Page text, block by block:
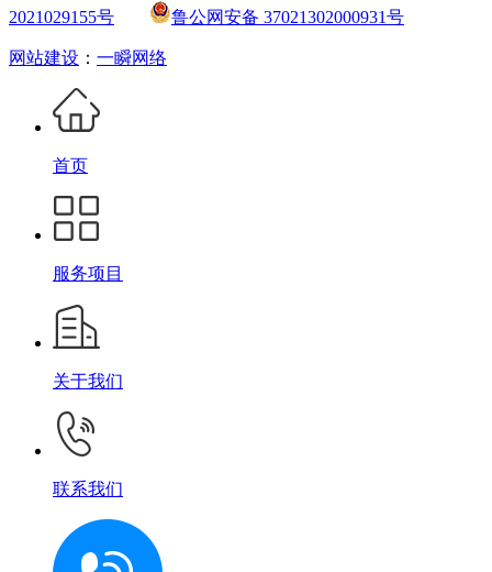
2021029155号
鲁公网安备 37021302000931号
网站建设 ： 一瞬网络
首页
服务项目
关于我们
联系我们